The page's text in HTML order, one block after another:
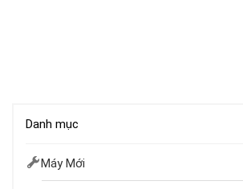
Danh mục
Máy Mới